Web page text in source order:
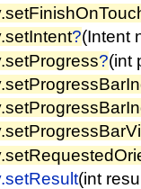
?(Intent
?(int
(int